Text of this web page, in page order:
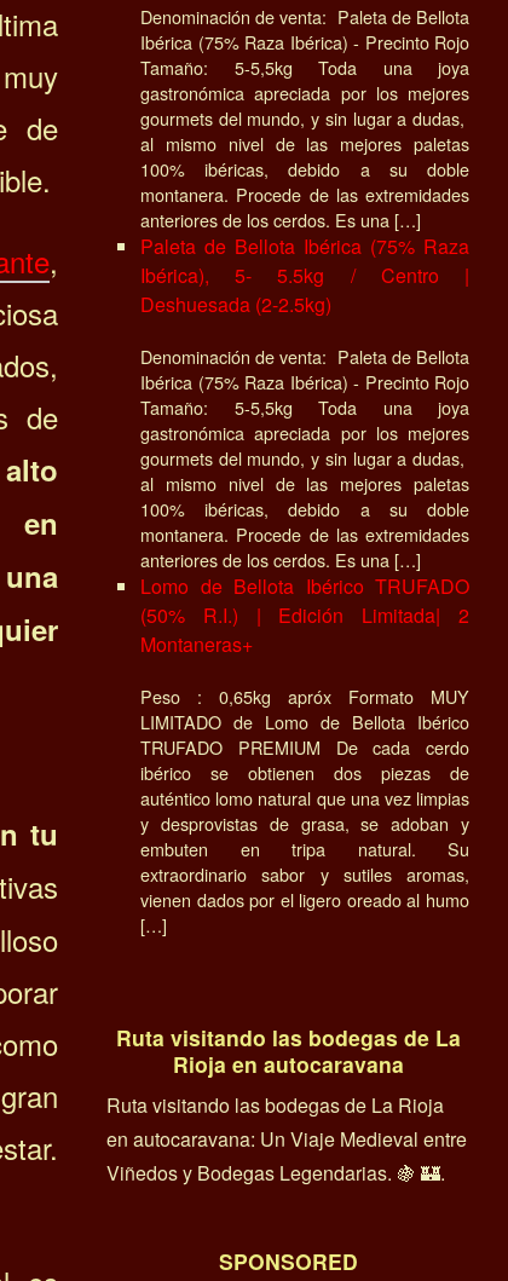
de
,
de
en
tu
Denominación de venta: Paleta de Bellota
Ibérica (75% Raza Ibérica) - Precinto Rojo
Tamaño: 5-5,5kg Toda una joya
gastronómica apreciada por los mejores
gourmets del mundo, y sin lugar a dudas,
al mismo nivel de las mejores paletas
100% ibéricas, debido a su doble
montanera. Procede de las extremidades
anteriores de los cerdos. Es una […]
Paleta de Bellota Ibérica (75% Raza
Ibérica), 5- 5.5kg / Centro |
Deshuesada (2-2.5kg)
Denominación de venta: Paleta de Bellota
Ibérica (75% Raza Ibérica) - Precinto Rojo
Tamaño: 5-5,5kg Toda una joya
gastronómica apreciada por los mejores
gourmets del mundo, y sin lugar a dudas,
al mismo nivel de las mejores paletas
100% ibéricas, debido a su doble
montanera. Procede de las extremidades
anteriores de los cerdos. Es una […]
Lomo de Bellota Ibérico TRUFADO
(50% R.I.) | Edición Limitada| 2
Montaneras+
Peso : 0,65kg apróx Formato MUY
LIMITADO de Lomo de Bellota Ibérico
TRUFADO PREMIUM De cada cerdo
ibérico se obtienen dos piezas de
auténtico lomo natural que una vez limpias
y desprovistas de grasa, se adoban y
embuten en tripa natural. Su
extraordinario sabor y sutiles aromas,
vienen dados por el ligero oreado al humo
[…]
Ruta visitando las bodegas de La
Rioja en autocaravana
Ruta visitando las bodegas de La Rioja
en autocaravana: Un Viaje Medieval entre
Viñedos y Bodegas Legendarias. 🍇 🏰.
SPONSORED